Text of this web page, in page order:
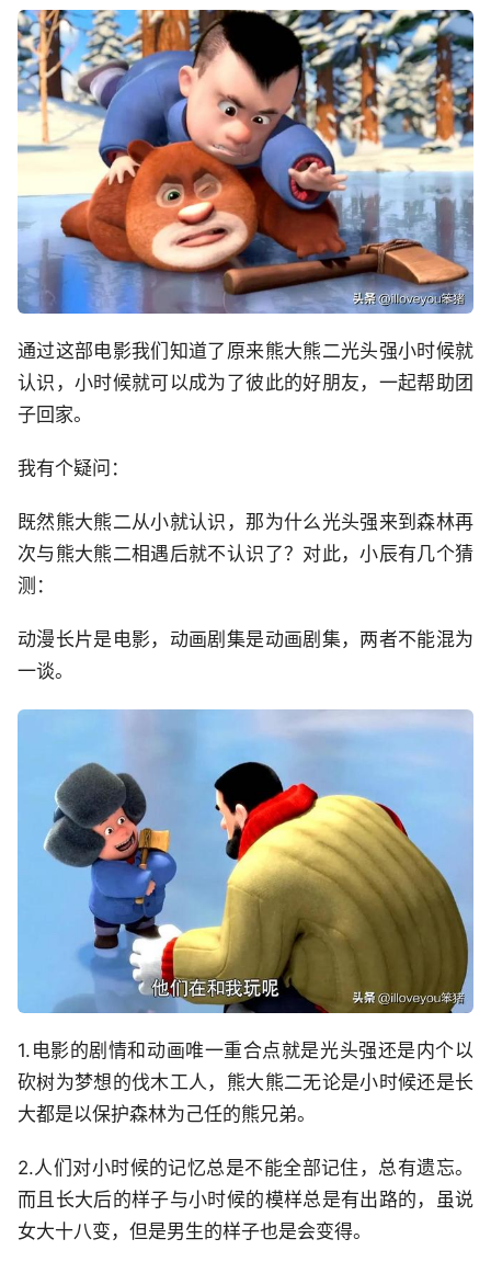
通过这部电影我们知道了原来熊大熊二光头强小时候就
认识，小时候就可以成为了彼此的好朋友，一起帮助团
子回家。
我有个疑问：
既然熊大熊二从小就认识，那为什么光头强来到森林再
次与熊大熊二相遇后就不认识了？对此，小辰有几个猜
测：
动漫长片是电影，动画剧集是动画剧集，两者不能混为
一谈。
1.电影的剧情和动画唯一重合点就是光头强还是内个以
砍树为梦想的伐木工人，熊大熊二无论是小时候还是长
大都是以保护森林为己任的熊兄弟。
2.人们对小时候的记忆总是不能全部记住，总有遗忘。
而且长大后的样子与小时候的模样总是有出路的，虽说
女大十八变，但是男生的样子也是会变得。